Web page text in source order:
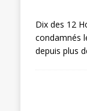
Dix des 12
condamnés
depuis plus